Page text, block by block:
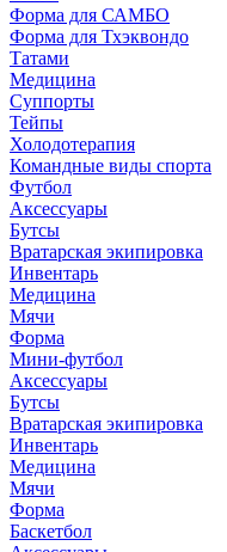
Форма для САМБО
Форма для Тхэквондо
Татами
Медицина
Суппорты
Тейпы
Холодотерапия
Командные виды спорта
Футбол
Аксессуары
Бутсы
Вратарская экипировка
Инвентарь
Медицина
Мячи
Форма
Мини-футбол
Аксессуары
Бутсы
Вратарская экипировка
Инвентарь
Медицина
Мячи
Форма
Баскетбол